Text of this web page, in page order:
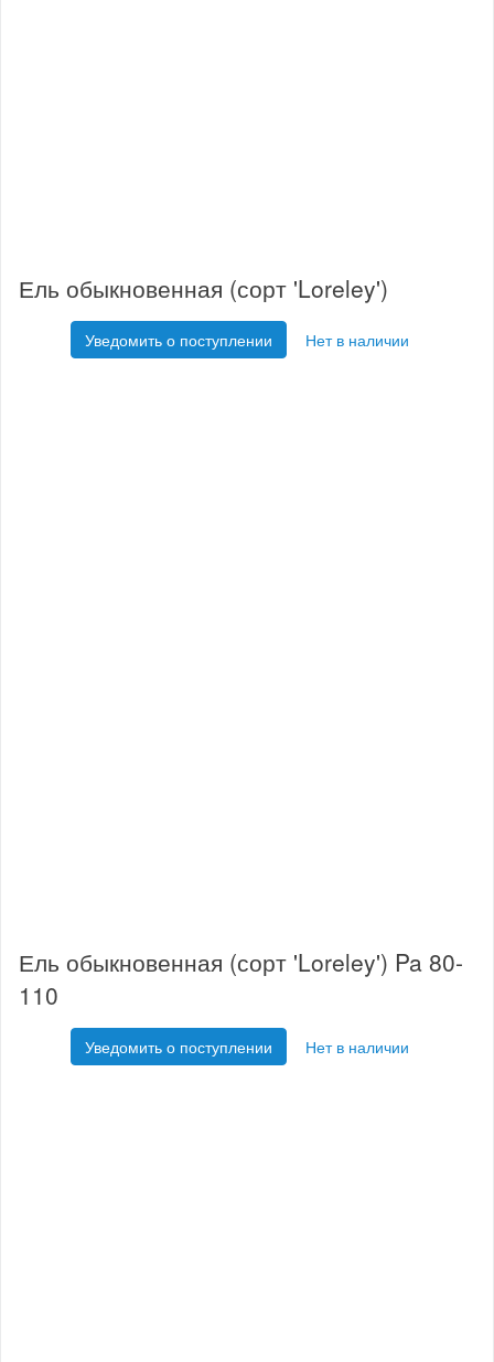
Ель обыкновенная (сорт 'Loreley')
Уведомить о поступлении Нет в наличии
Ель обыкновенная (сорт 'Loreley') Pa 80-
110
Уведомить о поступлении Нет в наличии